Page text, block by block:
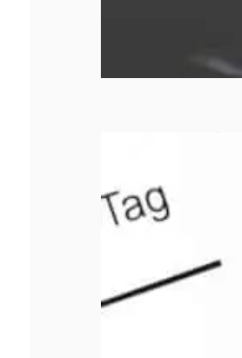
Comment bien
professionnelle ?